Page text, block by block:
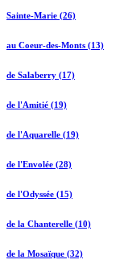
Sainte-Marie (26)
au Coeur-des-Monts (13)
de Salaberry (17)
de l'Amitié (19)
de l'Aquarelle (19)
de l'Envolée (28)
de l'Odyssée (15)
de la Chanterelle (10)
de la Mosaïque (32)